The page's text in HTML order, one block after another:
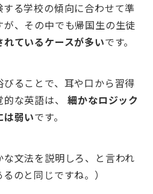
る学校の傾向に合わせて準
、その中でも帰国生の生徒
ているケースが多いです。
ることで、耳や口から習得
的な英語は、細かなロジック
は弱いです。
な文法を説明しろ、と言われ
のと同じですね。）